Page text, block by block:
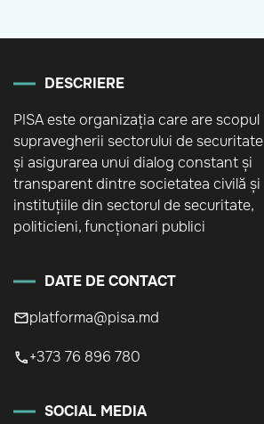
DESCRIERE
PISA este organizația care are scopul
supravegherii sectorului de securitate
și asigurarea unui dialog constant și
transparent dintre societatea civilă și
instituțiile din sectorul de securitate,
politicieni, funcționari publici
DATE DE CONTACT
platforma@pisa.md
+373 76 896 780
SOCIAL MEDIA